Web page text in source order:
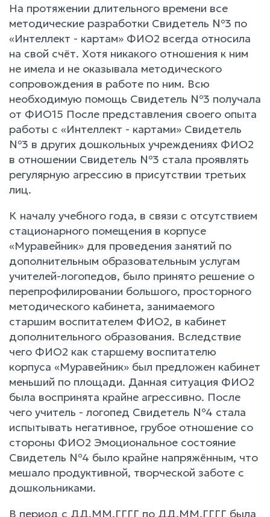
На протяжении длительного времени все
методические разработки Свидетель №3 по
«Интеллект - картам» ФИО2 всегда относила
на свой счёт. Хотя никакого отношения к ним
не имела и не оказывала методического
сопровождения в работе по ним. Всю
необходимую помощь Свидетель №3 получала
от ФИО15 После представления своего опыта
работы с «Интеллект - картами» Свидетель
№3 в других дошкольных учреждениях ФИО2
в отношении Свидетель №3 стала проявлять
регулярную агрессию в присутствии третьих
лиц.
К началу учебного года, в связи с отсутствием
стационарного помещения в корпусе
«Муравейник» для проведения занятий по
дополнительным образовательным услугам
учителей-логопедов, было принято решение о
перепрофилировании большого, просторного
методического кабинета, занимаемого
старшим воспитателем ФИО2, в кабинет
дополнительного образования. Вследствие
чего ФИО2 как старшему воспитателю
корпуса «Муравейник» был предложен кабинет
меньший по площади. Данная ситуация ФИО2
была воспринята крайне агрессивно. После
чего учитель - логопед Свидетель №4 стала
испытывать негативное, грубое отношение со
стороны ФИО2 Эмоциональное состояние
Свидетель №4 было крайне напряжённым, что
мешало продуктивной, творческой заботе с
дошкольниками.
В период с ДД.ММ.ГГГГ по ДД.ММ.ГГГГ была